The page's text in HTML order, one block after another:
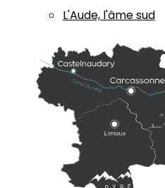
L'Aude, l'âme sud